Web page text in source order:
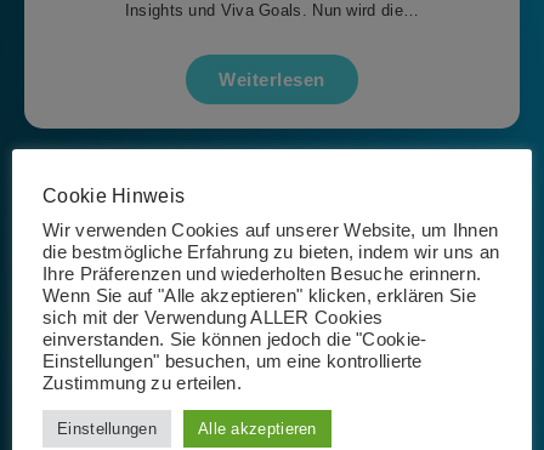
Insights und Viva Goals. Nun wird die…
Weiterlesen
Microsoft Inspire 2022
Isabel Rößner
1. September 2022
Am 19. und 20. Juli fand wieder die Microsoft Inspire – die
Microsoft-Partner-Konferenz – statt. Spannende Themen
Cookie Hinweis
Wir verwenden Cookies auf unserer Website, um Ihnen
die bestmögliche Erfahrung zu bieten, indem wir uns an
Ihre Präferenzen und wiederholten Besuche erinnern.
Wenn Sie auf "Alle akzeptieren" klicken, erklären Sie
sich mit der Verwendung ALLER Cookies
einverstanden. Sie können jedoch die "Cookie-
Einstellungen" besuchen, um eine kontrollierte
Zustimmung zu erteilen.
Einstellungen Alle akzeptieren